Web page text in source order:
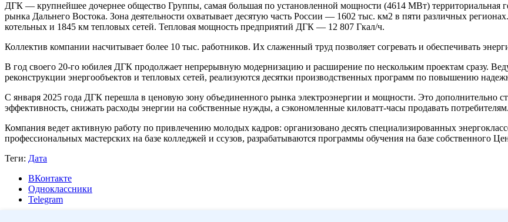
ДГК — крупнейшее дочернее общество Группы, самая большая по установленной мощности (4614 МВт) территориальная
рынка Дальнего Востока. Зона деятельности охватывает десятую часть России — 1602 тыс. км2 в пяти различных
котельных и 1845 км тепловых сетей. Тепловая мощность предприятий ДГК — 12 807 Гкал/ч.
Коллектив компании насчитывает более 10 тыс. работников. Их слаженный труд позволяет согревать и обеспечивать
В год своего 20-го юбилея ДГК продолжает непрерывную модернизацию и расширение по нескольким проектам сразу.
реконструкции энергообъектов и тепловых сетей, реализуются десятки произ­водственных программ по повышению
С января 2025 года ДГК перешла в ценовую зону объединенного рынка электроэнергии и мощности. Это дополнительно
эффективность, снижать расходы энергии на собственные нужды, а сэкономленные киловатт-часы продавать потребителям.
Компания ведет активную работу по привлечению молодых кадров: организовано десять специализированных
профессиональных мастерских на базе колледжей и ссузов, разрабатываются программы обучения на базе собственного
Теги: Дата
ВКонтакте
Одноклассники
Telegram